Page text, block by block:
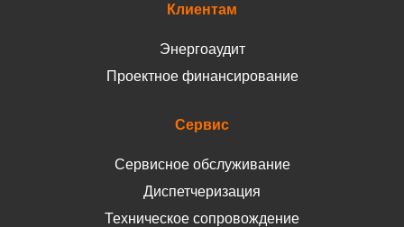
Клиентам
Энергоаудит
Проектное финансирование
Сервис
Сервисное обслуживание
Диспетчеризация
Техническое сопровождение